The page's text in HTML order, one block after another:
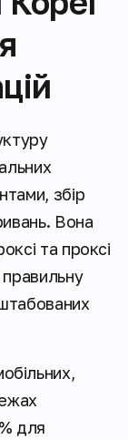
збір
Вона
та проксі
для